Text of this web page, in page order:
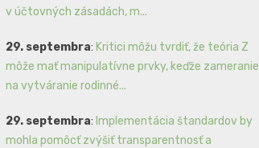
v účtovných zásadách, m...
29. septembra: Kritici môžu tvrdiť, že teória Z
môže mať manipulatívne prvky, keďže zameranie
na vytváranie rodinné...
29. septembra: Implementácia štandardov by
mohla pomôcť zvýšiť transparentnosť a